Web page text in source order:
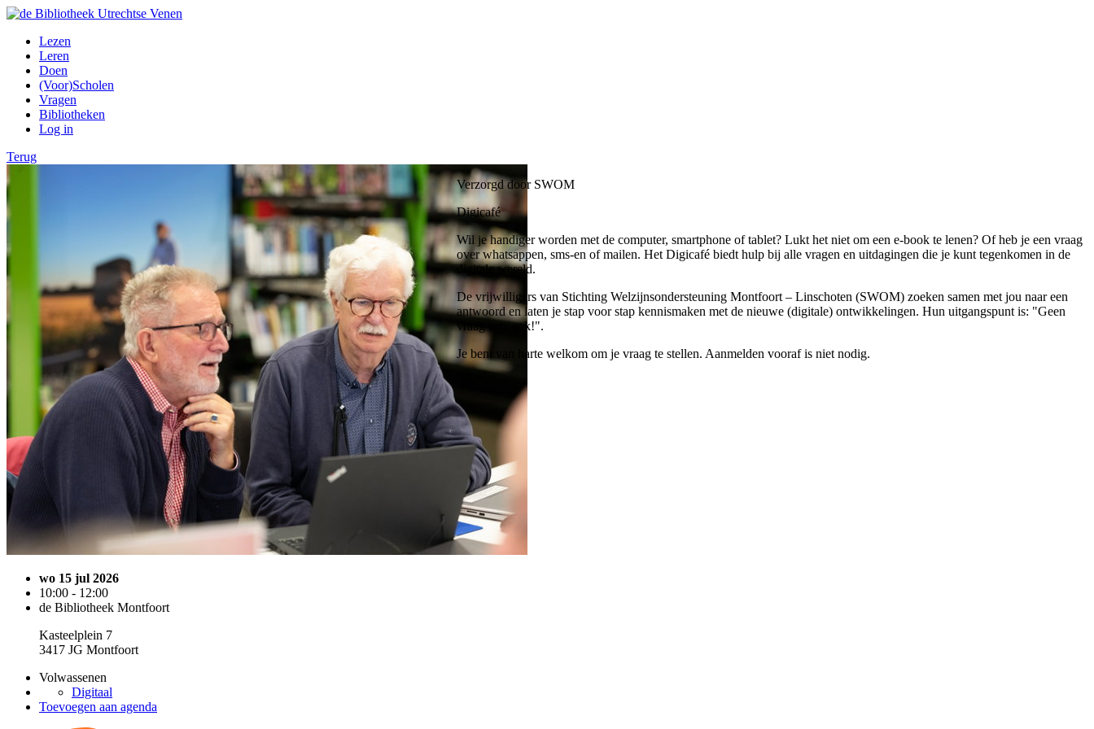
Lezen
Leren
Doen
(Voor)Scholen
Vragen
Bibliotheken
Log in
Terug
wo 15 jul 2026
10:00 - 12:00
de Bibliotheek Montfoort
Kasteelplein 7
3417 JG Montfoort
Volwassenen
Digitaal
Toevoegen aan agenda
Verzorgd door SWOM
Digicafé
Wil je handiger worden met de computer, smartphone of tablet? Lukt het niet om een e-book te lenen? Of heb je een vraag
over whatsappen, sms-en of mailen. Het Digicafé biedt hulp bij alle vragen en uitdagingen die je kunt tegenkomen in de
digitale wereld.
De vrijwilligers van Stichting Welzijnsondersteuning Montfoort – Linschoten (SWOM) zoeken samen met jou naar een
antwoord en laten je stap voor stap kennismaken met de nieuwe (digitale) ontwikkelingen. Hun uitgangspunt is: "Geen
vraag is te gek!".
Je bent van harte welkom om je vraag te stellen. Aanmelden vooraf is niet nodig.